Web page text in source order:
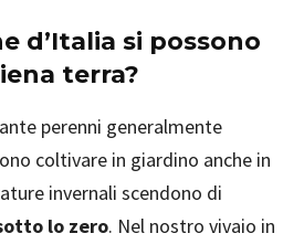
d’Italia si possono
terra?
perenni generalmente
coltivare in giardino anche in
invernali scendono di
lo zero. Nel nostro vivaio in